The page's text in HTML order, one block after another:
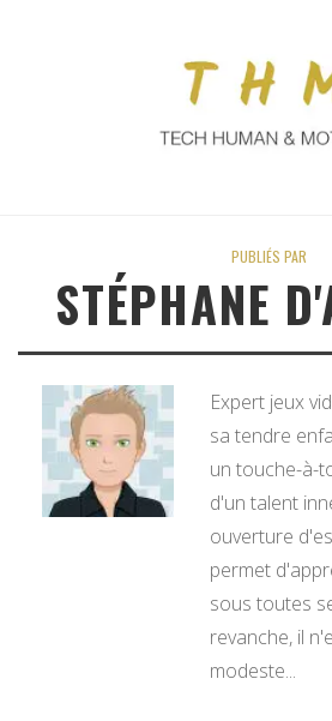
PUBLIÉS PAR
STÉPHANE
Expert jeux
sa tendre
un touche-à-
d'un talent
ouverture
permet
sous toutes
revanche, il
modeste...